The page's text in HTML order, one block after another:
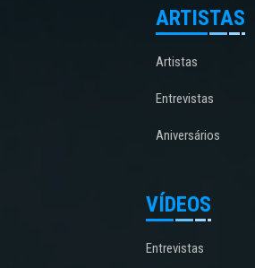
ARTISTAS
Artistas
Entrevistas
Aniversários
VÍDEOS
Entrevistas